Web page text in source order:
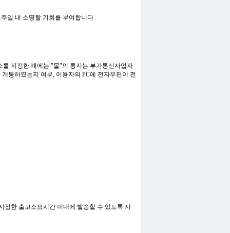
일 내 소명할 기회를 부여합니다.
지정한 때에는 "몰"의 통지는 부가통신사업자
봉하였는지 여부, 이용자의 PC에 전자우편이 전
한 출고소요시간 이내에 발송할 수 있도록 사